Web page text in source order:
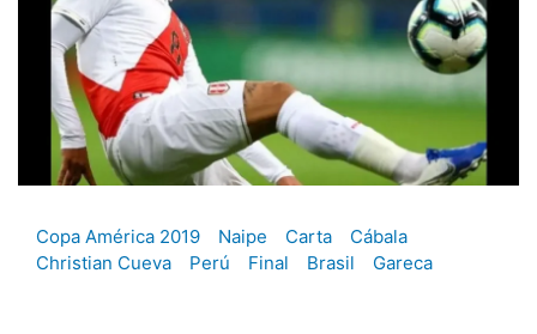
Copa América 2019 Naipe Carta
Cábala
Christian Cueva
Perú Final Brasil Gareca